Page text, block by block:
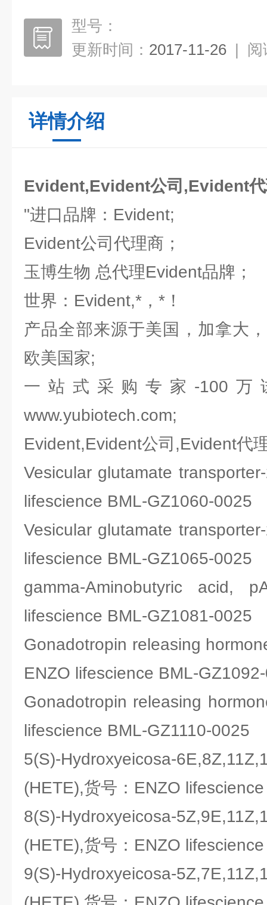
型号：
更新时间： 2017-11-26 | 阅
详情介绍
Evident,Evident公司,Evident
"进口品牌：Evident;
Evident公司代理商；
玉博生物 总代理Evident品牌；
世界：Evident,*，*！
产品全部来源于美国，加拿大
欧美国家;
一站式采购专家-100万
www.yubiotech.com;
Evident,Evident公司,Evident代
Vesicular glutamate
lifescience BML-GZ1060-0025
Vesicular glutamate
lifescience BML-GZ1065-0025
gamma-Aminobutyric
lifescience BML-GZ1081-0025
Gonadotropin releasing
ENZO lifescience BML-
Gonadotropin releasing
lifescience BML-GZ1110-0025
5(S)-Hydroxyeicosa-
(HETE),货号：ENZO
8(S)-Hydroxyeicosa-
(HETE),货号：ENZO
9(S)-Hydroxyeicosa-